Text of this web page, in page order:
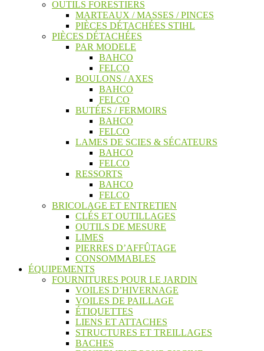
OUTILS FORESTIERS
MARTEAUX / MASSES / PINCES
PIÈCES DÉTACHÉES STIHL
PIÈCES DÉTACHÉES
PAR MODELE
BAHCO
FELCO
BOULONS / AXES
BAHCO
FELCO
BUTÉES / FERMOIRS
BAHCO
FELCO
LAMES DE SCIES & SÉCATEURS
BAHCO
FELCO
RESSORTS
BAHCO
FELCO
BRICOLAGE ET ENTRETIEN
CLÉS ET OUTILLAGES
OUTILS DE MESURE
LIMES
PIERRES D’AFFÛTAGE
CONSOMMABLES
ÉQUIPEMENTS
FOURNITURES POUR LE JARDIN
VOILES D’HIVERNAGE
VOILES DE PAILLAGE
ÉTIQUETTES
LIENS ET ATTACHES
STRUCTURES ET TREILLAGES
BACHES